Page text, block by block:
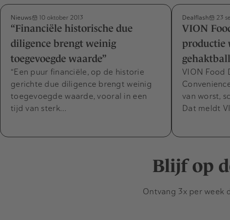
Nieuws 10 oktober 2013
“Financiële historische due
diligence brengt weinig
toegevoegde waarde”
“Een puur financiële, op de historie
gerichte due diligence brengt weinig
toegevoegde waarde, vooral in een
tijd van sterk…
Dealflash 23
VION
productie
VION Food
van worst,
Dat meldt
Blijf op
Ontvang 3x per week